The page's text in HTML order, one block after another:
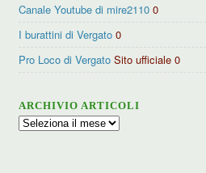
Canale Youtube di mire2110 0
I burattini di Vergato 0
Pro Loco di Vergato Sito ufficiale 0
ARCHIVIO ARTICOLI
Archivio